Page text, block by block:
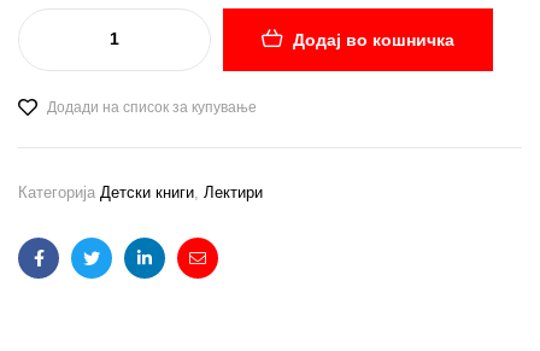
Додај во кошничка
Додади на список за купување
Категорија Детски книги Лектири
FacebookTwitterLinkedinEmail